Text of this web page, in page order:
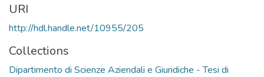
URI
http://hdl.handle.net/10955/205
Collections
Dipartimento di Scienze Aziendali e Giuridiche - Tesi di